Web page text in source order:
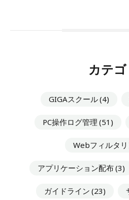
カテゴ
GIGAスクール(4)
PC操作ログ管理 (51)
Webフィルタ
アプリケーション配布(3)
ガイドライン (23)